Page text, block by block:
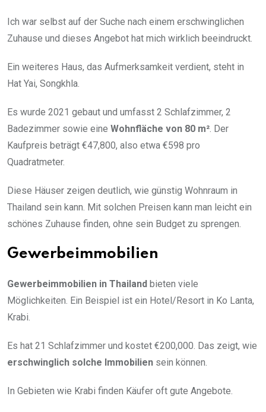
Ich war selbst auf der Suche nach einem erschwinglichen
Zuhause und dieses Angebot hat mich wirklich beeindruckt.
Ein weiteres Haus, das Aufmerksamkeit verdient, steht in
Hat Yai, Songkhla.
Es wurde 2021 gebaut und umfasst 2 Schlafzimmer, 2
Badezimmer sowie eine Wohnfläche von 80 m² . Der
Kaufpreis beträgt €47,800, also etwa €598 pro
Quadratmeter.
Diese Häuser zeigen deutlich, wie günstig Wohnraum in
Thailand sein kann. Mit solchen Preisen kann man leicht ein
schönes Zuhause finden, ohne sein Budget zu sprengen.
Gewerbeimmobilien
Gewerbeimmobilien in Thailand bieten viele
Möglichkeiten. Ein Beispiel ist ein Hotel/Resort in Ko Lanta,
Krabi.
Es hat 21 Schlafzimmer und kostet €200,000. Das zeigt, wie
erschwinglich solche Immobilien sein können.
In Gebieten wie Krabi finden Käufer oft gute Angebote.